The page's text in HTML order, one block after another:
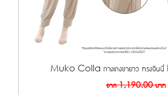
Muko Colla กางเกงขายาว ทรงจินนี่
จาก1,190.00บาท